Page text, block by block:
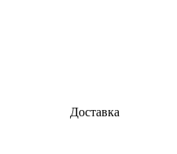
Доставка